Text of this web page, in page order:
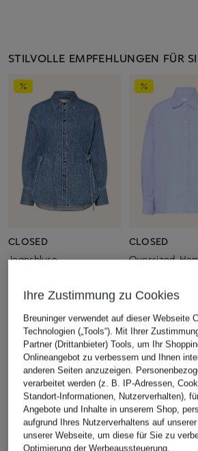
STILVOLLE EMPFEHLUNGEN FÜR
CLOSED
Jeansbluse
Ursprünglich:CHF 270
CLOSED
Oversized-
Ursprünglich:
ÄHNLICHE ARTIKEL ENTDECKEN
Ihre Zustimmung zu Cookies
Breuninger verwendet auf dieser Webseite
Technologien („Tools“). Mit Ihrer
Partner (Drittanbieter) Tools, um Ihr
Onlineangebot zu verbessern und Ihnen
anderen Seiten anzuzeigen.
verarbeitet werden (z. B. IP-Adressen,
Standort-Informationen, Nutzerverhalten),
Angebote und Inhalte in unserem Shop,
aufgrund Ihres Nutzerverhaltens auf
unserer Webseite, um diese für Sie zu
Optimierung der Werbeaussteuerung.